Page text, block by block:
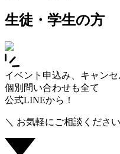
生徒・学生の方
イベント申込み、キャンセ
個別問い合わせも全て
公式LINEから！
＼ お気軽にご相談くださ